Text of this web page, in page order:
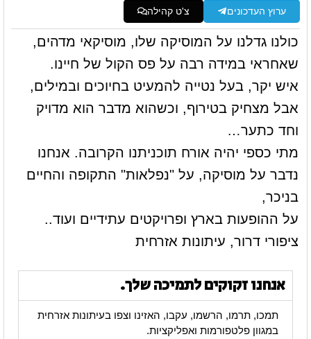
ערוץ העדכונים צ'ט קהילה
כולנו גדלנו על המוסיקה שלו, מוסיקאי מדהים,
שאחראי במידה רבה על פס הקול של חיינו.
איש יקר, בעל נטייה להמעיט בחיוכים ובמילים,
אבל מצחיק בטירוף, וכשהוא מדבר הוא מדויק
וחד כתער…
מתי כספי יהיה אורח תוכניתנו הקרובה. אנחנו
נדבר על מוסיקה, על "נפלאות" התקופה והחיים
בניכר,
על ההופעות בארץ ופרויקטים עתידיים ועוד..
ציפורי דרור, עיתונות אזרחית
אנחנו זקוקים לתמיכה שלך.
תמכו, תרמו, הרשמו, עקבו, האזינו וצפו בעיתונות אזרחית
במגוון פלטפורמות ואפליקציות.